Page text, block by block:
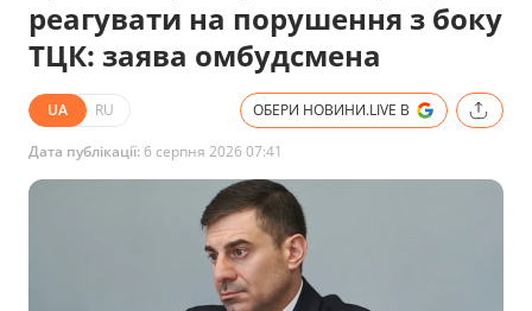
реагувати на порушення з боку
ТЦК: заява омбудсмена
UA RU ОБЕРИ НОВИНИ.LIVE В
Дата публікації: 6 серпня 2026 07:41